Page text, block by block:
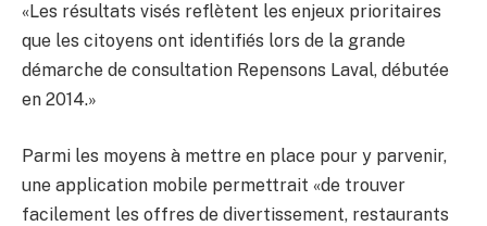
«Les résultats visés reflètent les enjeux prioritaires
que les citoyens ont identifiés lors de la grande
démarche de consultation Repensons Laval, débutée
en 2014.»
Parmi les moyens à mettre en place pour y parvenir,
une application mobile permettrait «de trouver
facilement les offres de divertissement, restaurants